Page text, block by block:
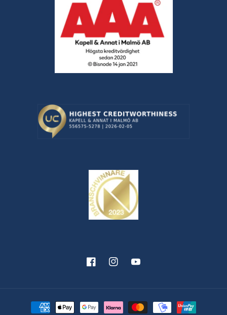
FacebookInstagramYouTube
Betalningsmetoder